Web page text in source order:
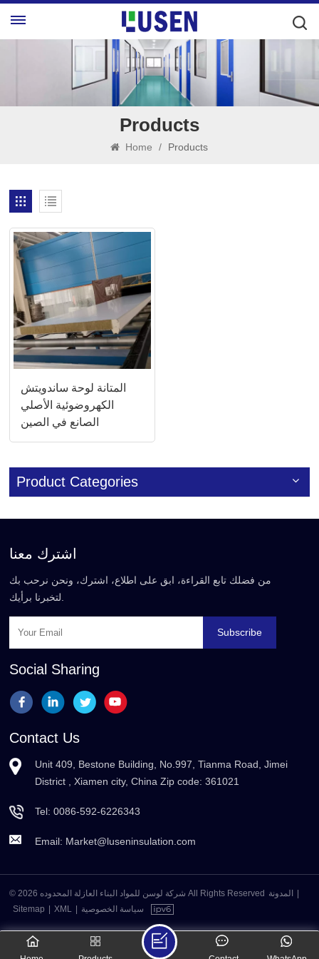
Products
Home / Products
المتانة لوحة ساندويتش
الكهروضوئية الأصلي
الصانع في الصين
Product Categories
اشترك معنا
من فضلك تابع القراءة، ابق على اطلاع، اشترك، ونحن نرحب بك
لتخبرنا برأيك.
Subscribe
Social Sharing
Contact Us
Unit 409, Bestone Building, No.997, Tianma Road, Jimei
District , Xiamen city, China Zip code: 361021
Tel:0086-592-6226343
Email: Market@luseninsulation.com
© 2026 شركة لوسن للمواد البناء العازلة المحدوده All Rights Reserved المدونة
Sitemap
XML سياسة الخصوصية